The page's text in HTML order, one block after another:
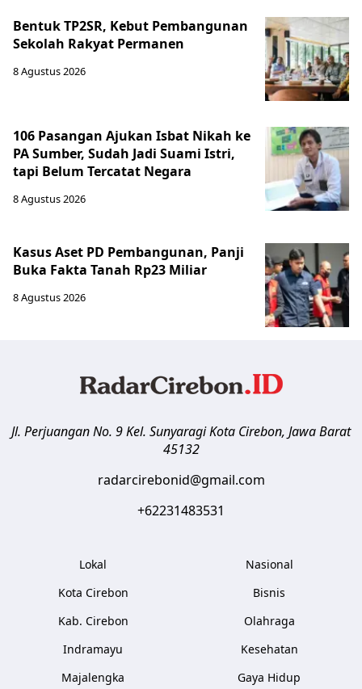
Bentuk TP2SR, Kebut Pembangunan
Sekolah Rakyat Permanen
8 Agustus 2026
106 Pasangan Ajukan Isbat Nikah ke
PA Sumber, Sudah Jadi Suami Istri,
tapi Belum Tercatat Negara
8 Agustus 2026
Kasus Aset PD Pembangunan, Panji
Buka Fakta Tanah Rp23 Miliar
8 Agustus 2026
Jl. Perjuangan No. 9 Kel. SunyaragiKota Cirebon, Jawa Barat
45132
radarcirebonid@gmail.com
+62231483531
Lokal
Kota Cirebon
Kab. Cirebon
Indramayu
Majalengka
Nasional
Bisnis
Olahraga
Kesehatan
Gaya Hidup